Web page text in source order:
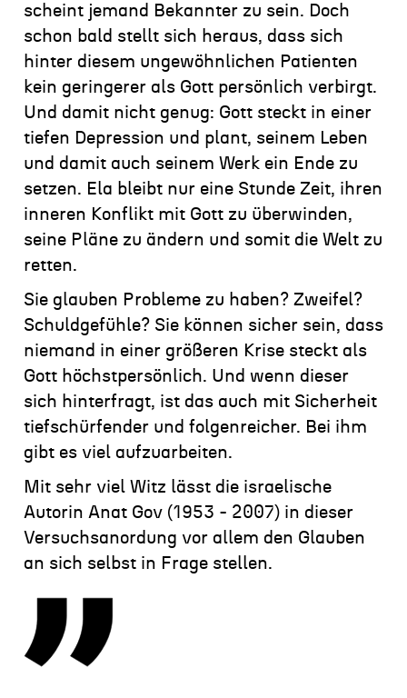
scheint jemand Bekannter zu sein. Doch
schon bald stellt sich heraus, dass sich
hinter diesem ungewöhnlichen Patienten
kein geringerer als Gott persönlich verbirgt.
Und damit nicht genug: Gott steckt in einer
tiefen Depression und plant, seinem Leben
und damit auch seinem Werk ein Ende zu
setzen. Ela bleibt nur eine Stunde Zeit, ihren
inneren Konflikt mit Gott zu überwinden,
seine Pläne zu ändern und somit die Welt zu
retten.
Sie glauben Probleme zu haben? Zweifel?
Schuldgefühle? Sie können sicher sein, dass
niemand in einer größeren Krise steckt als
Gott höchstpersönlich. Und wenn dieser
sich hinterfragt, ist das auch mit Sicherheit
tiefschürfender und folgenreicher. Bei ihm
gibt es viel aufzuarbeiten.
Mit sehr viel Witz lässt die israelische
Autorin Anat Gov (1953 - 2007) in dieser
Versuchsanordung vor allem den Glauben
an sich selbst in Frage stellen.